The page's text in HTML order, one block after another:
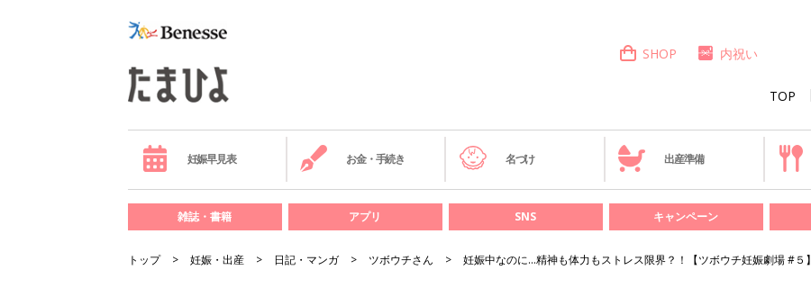
TOP
SHOP 内祝い
妊娠早見表 お金・手続き 名づけ 出産準備
雑誌・書籍 アプリ SNS キャンペーン
トップ 妊娠・出産 日記・マンガ ツボウチさん 妊娠中なのに…精神も体力もストレス限界？！【ツボウチ妊娠劇場 #５】